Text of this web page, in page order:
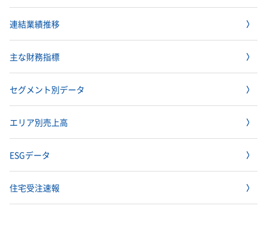
連結業績推移
主な財務指標
セグメント別データ
エリア別売上高
ESGデータ
住宅受注速報